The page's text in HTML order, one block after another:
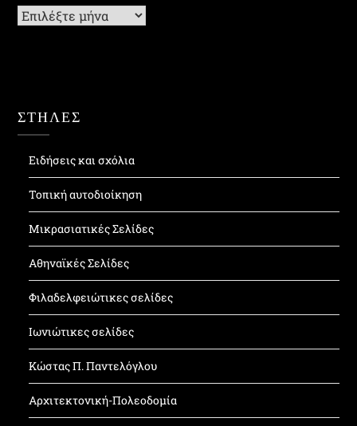
Ιστορικό
ΣΤΗΛΕΣ
Ειδήσεις και σχόλια
Τοπική αυτοδιοίκηση
Μικρασιατικές Σελίδες
Αθηναϊκές Σελίδες
Φιλαδελφειώτικες σελίδες
Ιωνιώτικες σελίδες
Κώστας Π. Παντελόγλου
Αρχιτεκτονική-Πολεοδομία